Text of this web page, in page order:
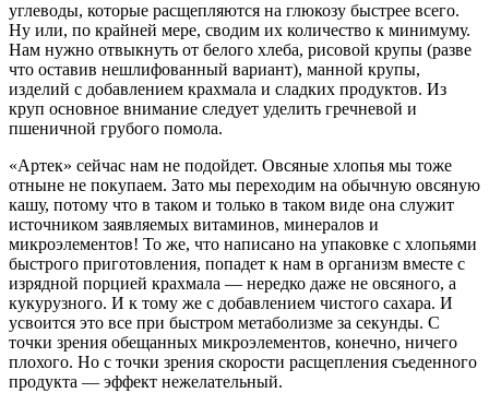
углеводы, которые расщепляются на глюкозу быстрее всего.
Ну или, по крайней мере, сводим их количество к минимуму.
Нам нужно отвыкнуть от белого хлеба, рисовой крупы (разве
что оставив нешлифованный вариант), манной крупы,
изделий с добавлением крахмала и сладких продуктов. Из
круп основное внимание следует уделить гречневой и
пшеничной грубого помола.
«Артек» сейчас нам не подойдет. Овсяные хлопья мы тоже
отныне не покупаем. Зато мы переходим на обычную овсяную
кашу, потому что в таком и только в таком виде она служит
источником заявляемых витаминов, минералов и
микроэлементов! То же, что написано на упаковке с хлопьями
быстрого приготовления, попадет к нам в организм вместе с
изрядной порцией крахмала — нередко даже не овсяного, а
кукурузного. И к тому же с добавлением чистого сахара. И
усвоится это все при быстром метаболизме за секунды. С
точки зрения обещанных микроэлементов, конечно, ничего
плохого. Но с точки зрения скорости расщепления съеденного
продукта — эффект нежелательный.